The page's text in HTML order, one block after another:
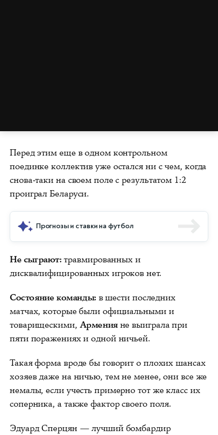
Перед этим еще в одном контрольном
поединке коллектив уже остался ни с чем, когда
снова-таки на своем поле с результатом 1:2
проиграл Беларуси.
Прогнозы и ставки на футбол
Не сыграют: травмированных и
дисквалифицированных игроков нет.
Состояние команды: в шести последних
матчах, которые были официальными и
товарищескими, Арменияне выиграла при
пяти поражениях и одной ничьей.
Такая форма вроде бы говорит о плохих шансах
хозяев даже на ничью, тем не менее, они все же
немалы, если учесть примерно тот же класс их
соперника, а также фактор своего поля.
Эдуард Сперцян — лучший бомбардир